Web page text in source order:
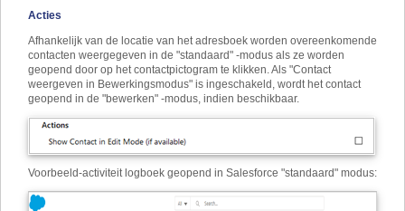
Acties
Afhankelijk van de locatie van het adresboek worden overeenkomende
contacten weergegeven in de "standaard" -modus als ze worden
geopend door op het contactpictogram te klikken. Als "Contact
weergeven in Bewerkingsmodus" is ingeschakeld, wordt het contact
geopend in de "bewerken" -modus, indien beschikbaar.
Voorbeeld-activiteit logboek geopend in Salesforce "standaard" modus: